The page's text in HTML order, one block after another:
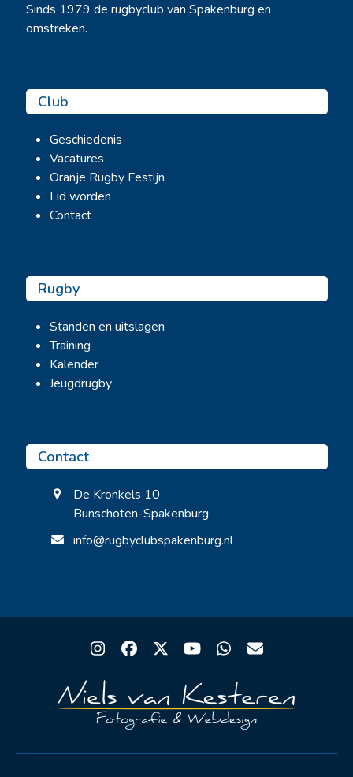
Sinds 1979 de rugbyclub van Spakenburg en
omstreken.
Club
Geschiedenis
Vacatures
Oranje Rugby Festijn
Lid worden
Contact
Rugby
Standen en uitslagen
Training
Kalender
Jeugdrugby
Contact
De Kronkels 10
Bunschoten-Spakenburg
info@rugbyclubspakenburg.nl
Instagram
Facebook
TwitterYouTubeWhatsapp
Email